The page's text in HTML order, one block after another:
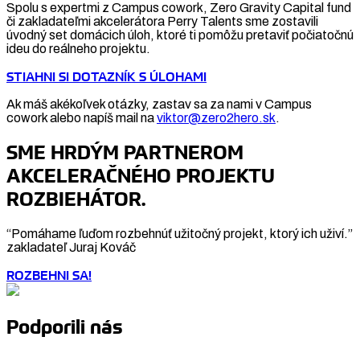
Spolu s expertmi z Campus cowork, Zero Gravity Capital fund
či zakladateľmi akcelerátora Perry Talents sme zostavili
úvodný set domácich úloh, ktoré ti pomôžu pretaviť počiatočnú
ideu do reálneho projektu.
STIAHNI SI DOTAZNÍK S ÚLOHAMI
Ak máš akékoľvek otázky, zastav sa za nami v Campus
cowork alebo napíš mail naviktor@zero2hero.sk.
SME HRDÝM PARTNEROM
AKCELERAČNÉHO PROJEKTU
ROZBIEHÁTOR.
“Pomáhame ľuďom rozbehnúť užitočný projekt, ktorý ich uživí.”
zakladateľ Juraj Kováč
ROZBEHNI SA!
Podporili nás